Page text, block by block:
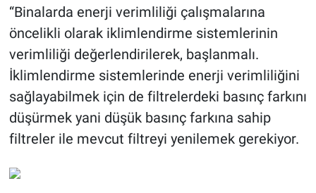
“Binalarda enerji verimliliği çalışmalarına
öncelikli olarak iklimlendirme sistemlerinin
verimliliği değerlendirilerek, başlanmalı.
İklimlendirme sistemlerinde enerji verimliliğini
sağlayabilmek için de filtrelerdeki basınç farkını
düşürmek yani düşük basınç farkına sahip
filtreler ile mevcut filtreyi yenilemek gerekiyor.